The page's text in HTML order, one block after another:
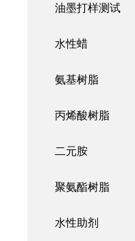
油墨打样测试
水性蜡
氨基树脂
丙烯酸树脂
二元胺
聚氨酯树脂
水性助剂